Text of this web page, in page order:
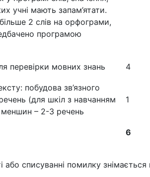
учні мають запам’ятати.
2 слів на орфограми,
програмою
перевірки мовних знань 4
побудова зв’язного
(для шкіл з навчанням
– 2-3 речень
1
6
списуванні помилку знімається